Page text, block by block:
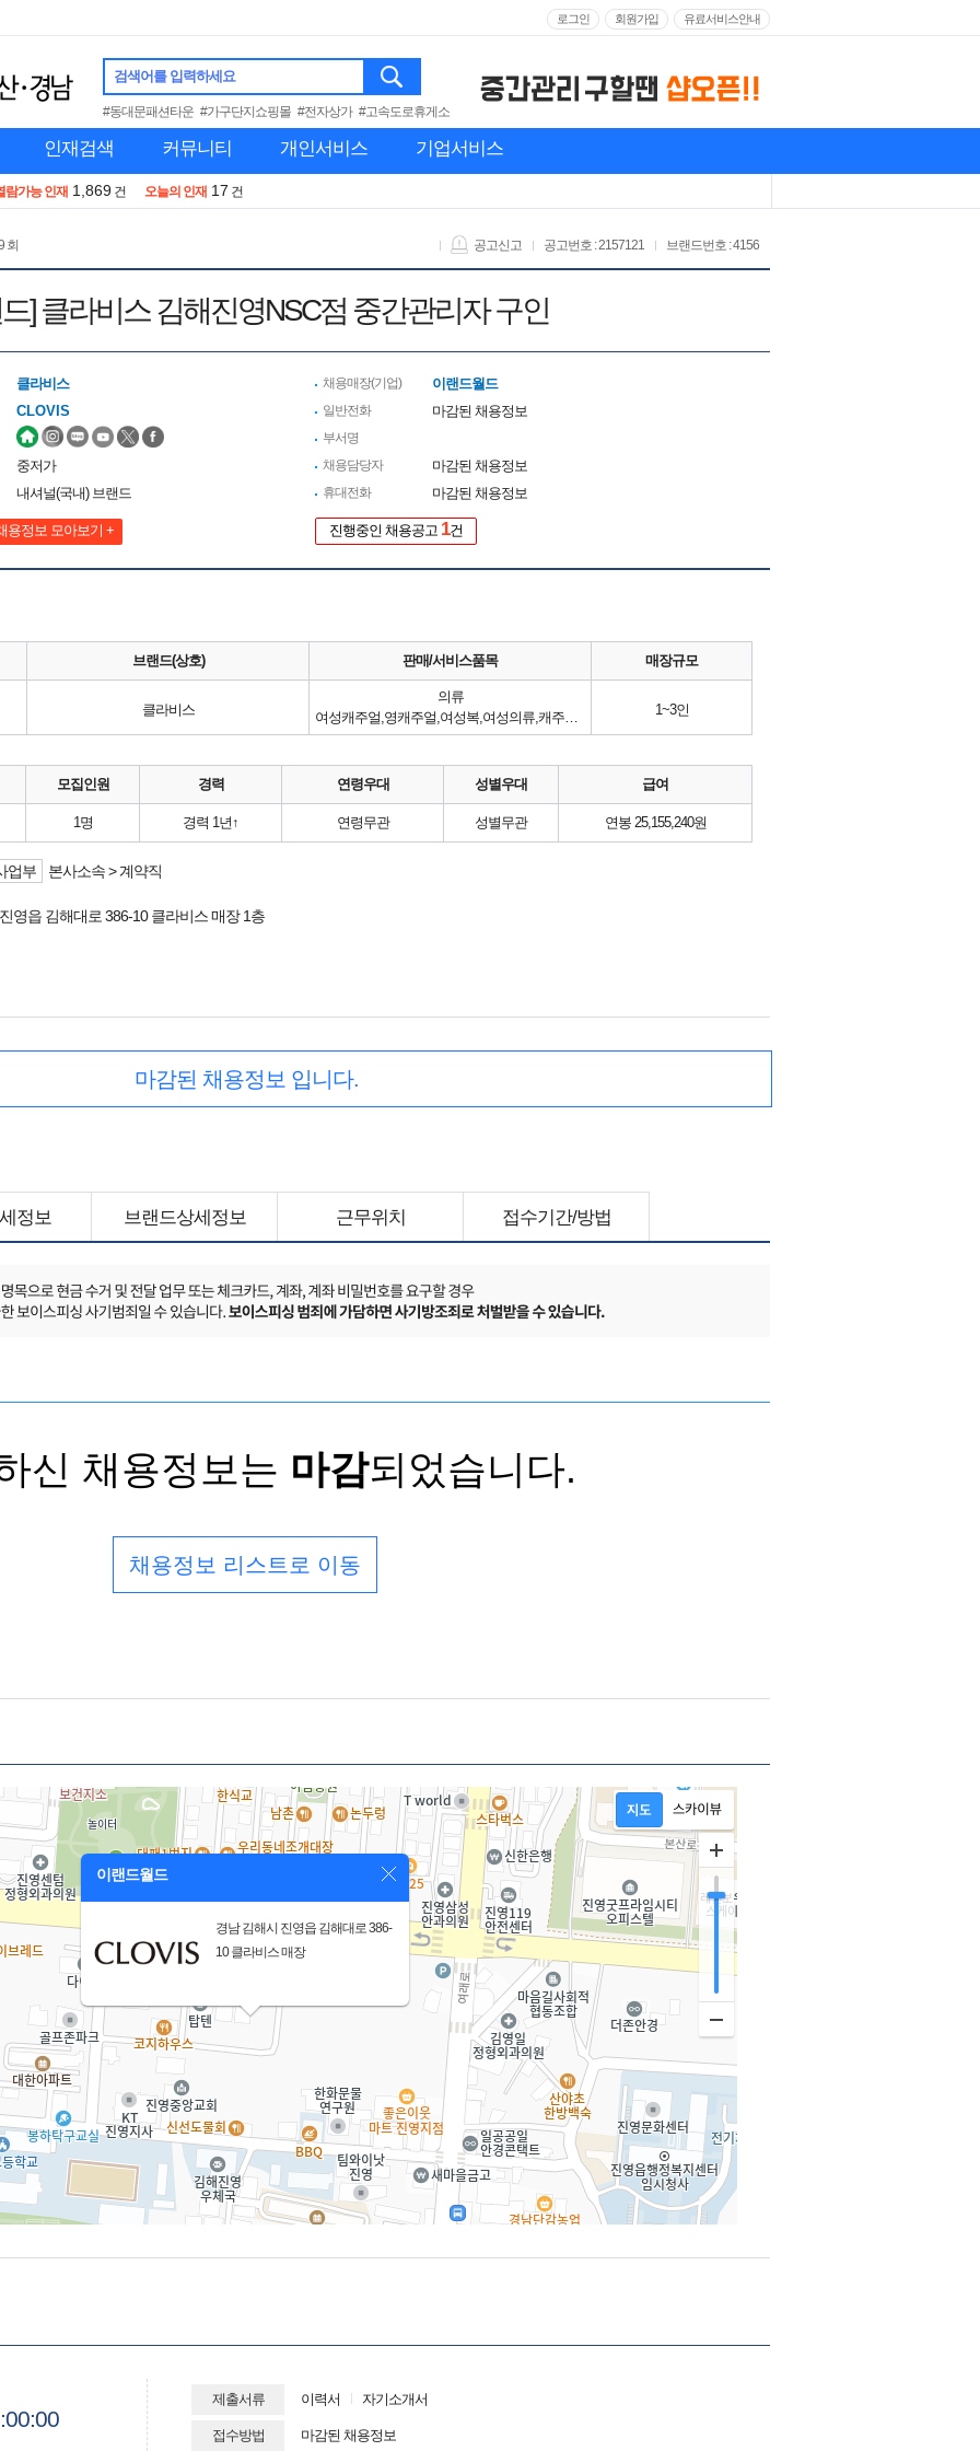
로그인 회원가입 유료서비스안내
검색어를 입력하세요
#동대문패션타운 #가구단지쇼핑몰 #전자상가 #고속도로휴게소
인재검색 커뮤니티 개인서비스 기업서비스
람가능 인재 1,869 건 오늘의 인재 17 건
회 브랜드번호 : 4156
공고번호 : 2157121
공고신고
] 클라비스 김해진영NSC점 중간관리자 구인
클라비스
CLOVIS
중저가
내셔널(국내) 브랜드
용정보 모아보기 +
채용매장(기업) 이랜드월드
일반전화 마감된 채용정보
부서명
채용담당자
마감된 채용정보
휴대전화 마감된 채용정보
진행중인 채용공고 1건
브랜드(상호) 판매/서비스품목 매장규모
클라비스
의류
여성캐주얼,영캐주얼,여성복,여성의류,캐주얼,의류,이랜드,로엠,미쏘,쉬즈미스
1~3인
모집인원 경력 연령우대 성별우대 급여
1명 경력 1년↑ 연령무관 성별무관 연봉 25,155,240원
업부 본사소속 > 계약직
영읍 김해대로 386-10 클라비스 매장 1층
마감된 채용정보 입니다.
정보 브랜드상세정보 근무위치 접수기간/방법
신 채용정보는 마감되었습니다.
채용정보 리스트로 이동
이랜드월드
경남 김해시 진영읍 김해대로 386-
10 클라비스 매장
제출서류 이력서 자기소개서
접수방법 마감된 채용정보